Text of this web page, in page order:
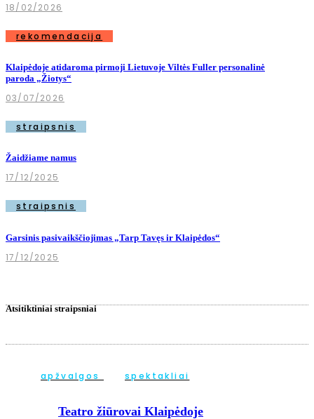
18/02/2026
rekomendacija
Klaipėdoje atidaroma pirmoji Lietuvoje Viltės Fuller personalinė
paroda „Žiotys“
03/07/2026
straipsnis
Žaidžiame namus
17/12/2025
straipsnis
Garsinis pasivaikščiojimas „Tarp Tavęs ir Klaipėdos“
17/12/2025
Atsitiktiniai straipsniai
apžvalgos spektakliai
Teatro žiūrovai Klaipėdoje